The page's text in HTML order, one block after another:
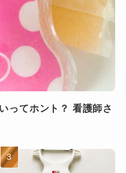
ってホント？ 看護師さ